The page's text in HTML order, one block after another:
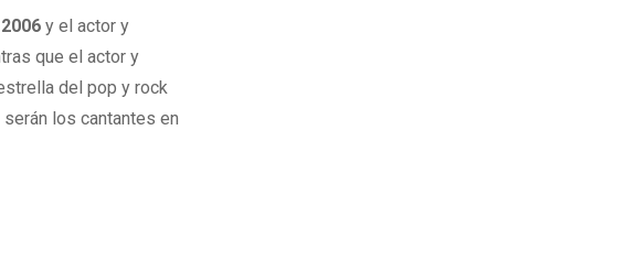
y el actor y
que el actor y
del pop y rock
serán los cantantes en